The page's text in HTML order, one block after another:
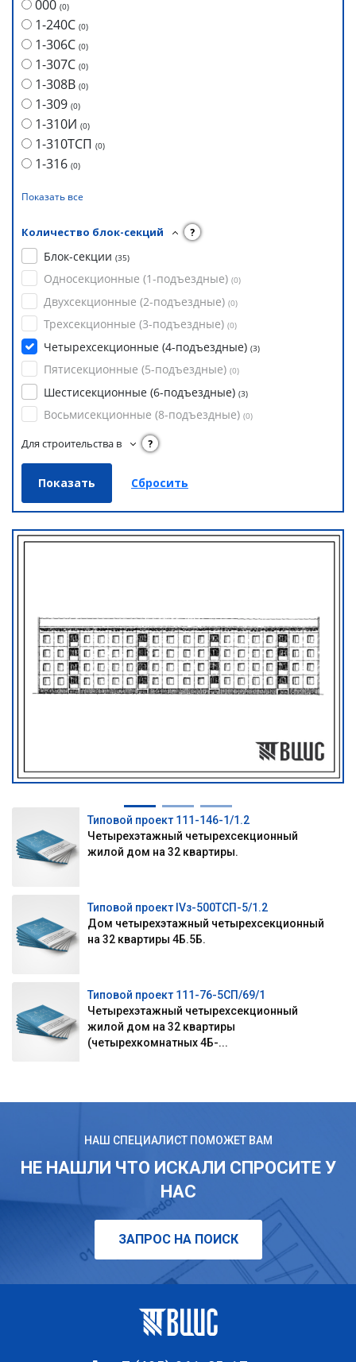
000 (0)
1-240С (0)
1-306С (0)
1-307С (0)
1-308В (0)
1-309 (0)
1-310И (0)
1-310ТСП (0)
1-316 (0)
Показать все
Количество блок-секций ?
Блок-секции (35)
Односекционные (1-подъездные) (0)
Двухсекционные (2-подъездные) (0)
Трехсекционные (3-подъездные) (0)
Четырехсекционные (4-подъездные) (3)
Пятисекционные (5-подъездные) (0)
Шестисекционные (6-подъездные) (3)
Восьмисекционные (8-подъездные) (0)
Для строительства в ?
Типовой проект 111-146-1/1.2
Четырехэтажный четырехсекционный
жилой дом на 32 квартиры.
Типовой проект IVз-500ТСП-5/1.2
Дом четырехэтажный четырехсекционный
на 32 квартиры 4Б.5Б.
Типовой проект 111-76-5СП/69/1
Четырехэтажный четырехсекционный
жилой дом на 32 квартиры
(четырехкомнатных 4Б-...
НАШ СПЕЦИАЛИСТ ПОМОЖЕТ ВАМ
НЕ НАШЛИ ЧТО ИСКАЛИ СПРОСИТЕ У
НАС
ЗАПРОС НА ПОИСК